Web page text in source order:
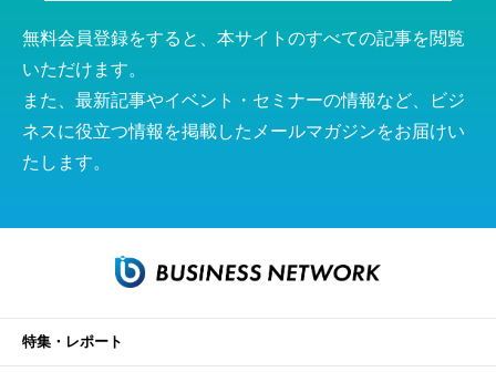
無料会員登録をすると、本サイトのすべての記事を閲覧
いただけます。
また、最新記事やイベント・セミナーの情報など、ビジ
ネスに役立つ情報を掲載したメールマガジンをお届けい
たします。
特集・レポート